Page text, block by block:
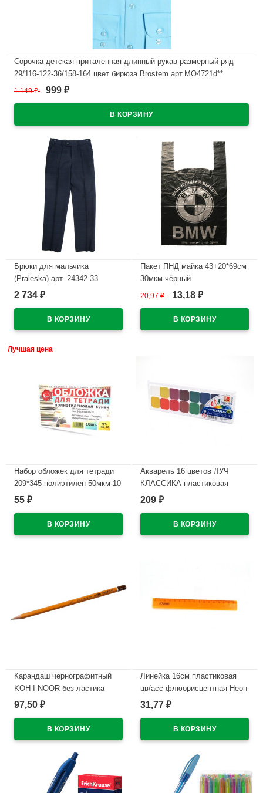
Сорочка детская приталенная длинный рукав размерный ряд
29/116-122-36/158-164 цвет бирюза Brostem арт.MO4721d**
В наличии
1 149₽ 999 ₽
Брюки для мальчика
(Praleska) арт. 24342-33
Президент клетка зауженный
48/182 цвет синий
2 734 ₽
Пакет ПНД майка 43+20*69см
30мкм чёрный
WWW/World(Ст.50/500)
20,97₽ 13,18 ₽
Лучшая цена
Набор обложек для тетради
209*345 полиэтилен 50мкм 10
штук в наборе арт Т50-10
55 ₽
Акварель 16 цветов ЛУЧ
КЛАССИКА пластиковая
коробка без кисти медовые
209 ₽
Карандаш чернографитный
KOH-I-NOOR без ластика
арт.1500 2В
97,50 ₽
Линейка 16см пластиковая
цв/асс флюорисцентная Неон
(Neon) СТАММ арт.ЛН01
31,77 ₽